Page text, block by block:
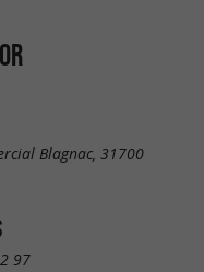
Blagnac, 31700
97